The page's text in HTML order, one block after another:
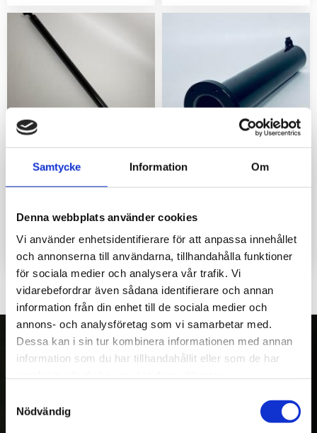
Samtycke Information Om
Denna webbplats använder cookies
Vi använder enhetsidentifierare för att anpassa innehållet
och annonserna till användarna, tillhandahålla funktioner
för sociala medier och analysera vår trafik. Vi
vidarebefordrar även sådana identifierare och annan
information från din enhet till de sociala medier och
annons- och analysföretag som vi samarbetar med.
Dessa kan i sin tur kombinera informationen med annan
information som du har tillhandahållit eller som de har
Nödvändig
Stödbenscylinder M46, M56
3 960kr 3 300kr
OM OSS
Kranman AB tillverkar och säljer vagnar,